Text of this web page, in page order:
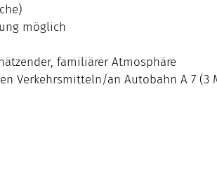
möglich
familiärer Atmosphäre
Verkehrsmitteln/an Autobahn A 7 (3